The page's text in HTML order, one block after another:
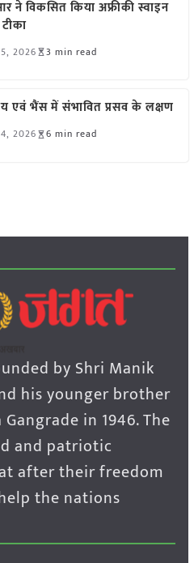
ने विकसित किया अफ्रीकी स्वाइन
2026 3 min read
एवं भैंस में संभावित प्रसव के लक्षण
2026 6 min read
by Shri Manik
his younger brother
in 1946. The
and patriotic
after their freedom
the nations